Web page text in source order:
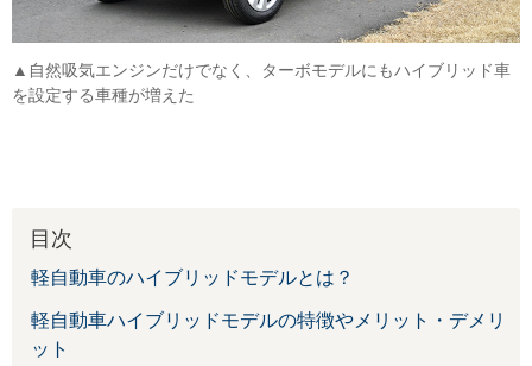
▲自然吸気エンジンだけでなく、ターボモデルにもハイブリッド車
を設定する車種が増えた
目次
軽自動車のハイブリッドモデルとは？
軽自動車ハイブリッドモデルの特徴やメリット・デメリ
ット